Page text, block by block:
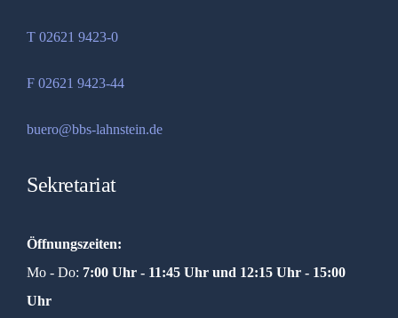
T 02621 9423-0
F 02621 9423-44
buero@bbs-lahnstein.de
Sekretariat
Öffnungszeiten:
Mo - Do: 7:00 Uhr - 11:45 Uhr und 12:15 Uhr - 15:00
Uhr